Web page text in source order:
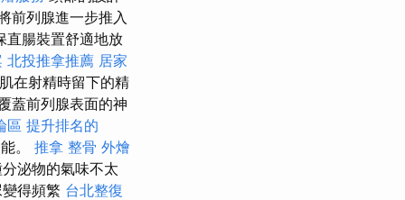
前列腺進一步推入
腸裝置舒適地放
北投推拿推薦 居家
在射精時留下的精
蓋前列腺表面的神
區 提升排名的
。 推拿 整骨 外燴
泌物的氣味不太
得頻繁 台北整復